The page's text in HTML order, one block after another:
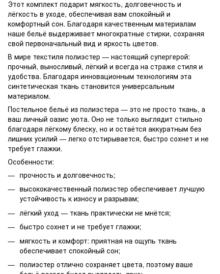
Этот комплект подарит мягкость, долговечность и
лёгкость в уходе, обеспечивая вам спокойный и
комфортный сон. Благодаря качественным материалам
наше бельё выдерживает многократные стирки, сохраняя
свой первоначальный вид и яркость цветов.
В мире текстиля полиэстер — настоящий супергерой:
прочный, выносливый, лёгкий и всегда на страже стиля и
удобства. Благодаря инновационным технологиям эта
синтетическая ткань становится универсальным
материалом.
Постельное бельё из полиэстера — это не просто ткань, а
ваш личный оазис уюта. Оно не только выглядит стильно
благодаря лёгкому блеску, но и остаётся аккуратным без
лишних усилий — легко отстирывается, быстро сохнет и не
требует глажки.
Особенности:
прочность и долговечность;
высококачественный полиэстер обеспечивает лучшую
устойчивость к износу и разрывам;
лёгкий уход — ткань практически не мнётся;
быстро сохнет и не требует глажки;
мягкость и комфорт: приятная на ощупь ткань
обеспечивает спокойный сон;
полиэстер отлично сохраняет цвета, поэтому ваше